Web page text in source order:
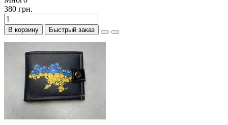
380 грн.
В корзину Быстрый заказ